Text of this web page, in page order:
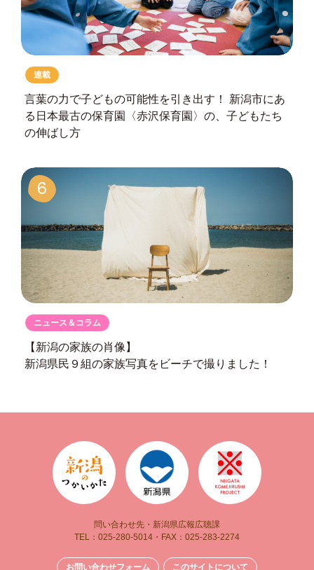
連載
言葉の力で子どもの可能性を引き出す！ 新潟市にあ
る日本最古の保育園
〈赤沢保育園〉の、子どもたち
の伸ばし方
6
ニュース＆コラム
【新潟の家族の肖像】
新潟県民９組の家族写真をビーチで撮りました！
問い合わせ先・新潟県広報広聴課
TEL：025-280-5014・FAX：025-283-2274
お問い合わせフォーム このサイトについて